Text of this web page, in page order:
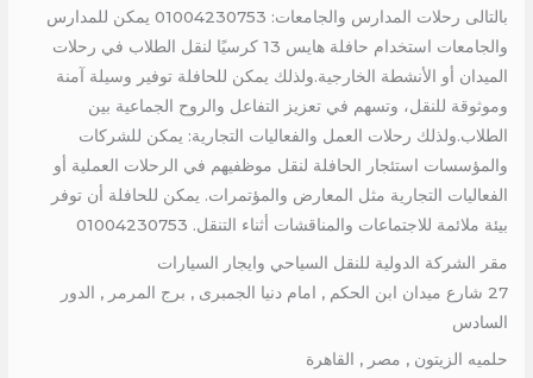
بالتالى رحلات المدارس والجامعات: 01004230753 يمكن للمدارس
والجامعات استخدام حافلة هايس 13 كرسيًا لنقل الطلاب في رحلات
الميدان أو الأنشطة الخارجية.ولذلك يمكن للحافلة توفير وسيلة آمنة
وموثوقة للنقل، وتسهم في تعزيز التفاعل والروح الجماعية بين
الطلاب.ولذلك رحلات العمل والفعاليات التجارية: يمكن للشركات
والمؤسسات استئجار الحافلة لنقل موظفيهم في الرحلات العملية أو
الفعاليات التجارية مثل المعارض والمؤتمرات. يمكن للحافلة أن توفر
بيئة ملائمة للاجتماعات والمناقشات أثناء التنقل. 01004230753
مقر الشركة الدولية للنقل السياحي وايجار السيارات
27 شارع ميدان ابن الحكم , امام دنيا الجمبرى , برج المرمر , الدور
السادس
حلميه الزيتون , مصر , القاهرة